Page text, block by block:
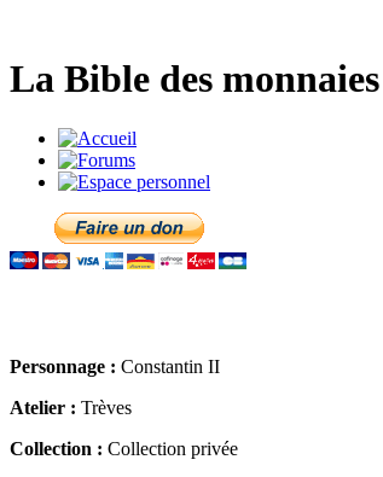
La Bible des
Personnage : Constantin II
Atelier : Trèves
Collection : Collection privée